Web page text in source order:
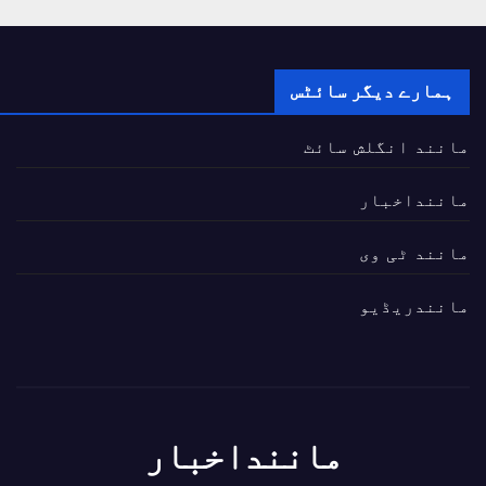
ہمارے دیگر سائٹس
مانند انگلش سائٹ
ماننداخبار
مانند ٹی وی
مانندریڈیو
ماننداخبار